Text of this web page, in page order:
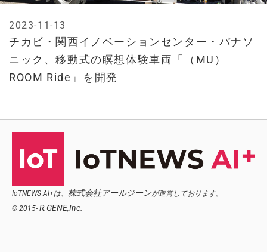
チカビ・関西イノベーションセンター・パナソ
ニック、移動式の瞑想体験車両「（MU）
ROOM Ride」を開発
2023-11-13
IoTNEWS AI+は、 株式会社アールジーンが運営しております。
© 2015- R.GENE,Inc.